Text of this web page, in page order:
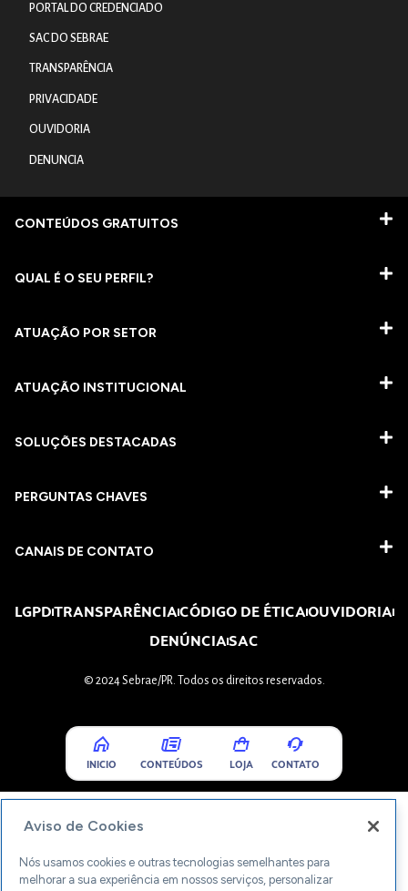
PORTAL DO CREDENCIADO
SAC DO SEBRAE
TRANSPARÊNCIA
PRIVACIDADE
OUVIDORIA
DENUNCIA
CONTEÚDOS GRATUITOS
QUAL É O SEU PERFIL?
ATUAÇÃO POR SETOR
ATUAÇÃO INSTITUCIONAL
SOLUÇÕES DESTACADAS
PERGUNTAS CHAVES​
CANAIS DE CONTATO
LGPDTRANSPARÊNCIACÓDIGO DE ÉTICAOUVIDORIA
DENÚNCIASAC
© 2024 Sebrae/PR. Todos os direitos reservados.
INICIO CONTEÚDOS LOJA CONTATO
Aviso de Cookies
Nós usamos cookies e outras tecnologias semelhantes para
melhorar a sua experiência em nossos serviços, personalizar